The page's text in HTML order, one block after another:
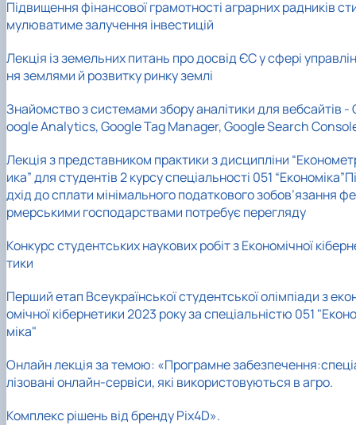
Підвищення фінансової грамотності аграрних радників
мулюватиме залучення інвестицій
Лекція із земельних питань про досвід ЄС у сфері управлін
ня землями й розвитку ринку землі
Знайомство з системами збору аналітики для вебсайтів -
oogle Analytics, Google Tag Manager, Google Search
Лекція з представником практики з дисципліни
ика” для студентів 2 курсу спеціальності 051 “Економіка”Пі
дхід до сплати мінімального податкового зобов’язання фе
рмерськими господарствами потребує перегляду
Конкурс студентських наукових робіт з Економічної
тики
Перший етап Всеукраїнської студентської олімпіади з
омічної кібернетики 2023 року за спеціальністю 051 "Еконо
міка"
Онлайн лекція за темою: «Програмне
лізовані онлайн-сервіси, які використовуються в агро.
Комплекс рішень від бренду Pix4D».